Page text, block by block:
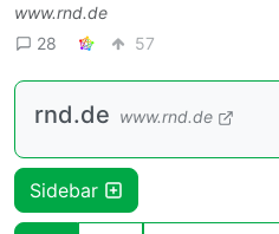
www.rnd.de
28
57
rnd.de www.rnd.de
Sidebar